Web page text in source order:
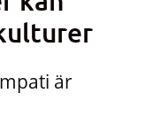
är